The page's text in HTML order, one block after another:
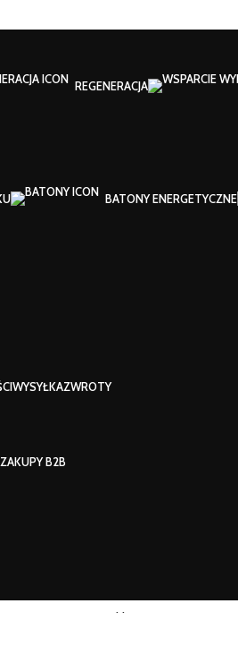
REGENERACJA
BATONY ENERGETYCZNE
WYSYŁKAZWROTY
ZAKUPY B2B
Sklep